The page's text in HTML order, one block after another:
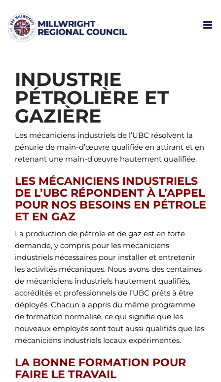
content
INDUSTRIE
PÉTROLIÈRE ET
GAZIÈRE
Les mécaniciens industriels de l’UBC résolvent la
pénurie de main-d’œuvre qualifiée en attirant et en
retenant une main-d’œuvre hautement qualifiée.
LES MÉCANICIENS INDUSTRIELS
DE L’UBC RÉPONDENT À L’APPEL
POUR NOS BESOINS EN PÉTROLE
ET EN GAZ
La production de pétrole et de gaz est en forte
demande, y compris pour les mécaniciens
industriels nécessaires pour installer et entretenir
les activités mécaniques. Nous avons des centaines
de mécaniciens industriels hautement qualifiés,
accrédités et professionnels de l’UBC prêts à être
déployés. Chacun a appris du même programme
de formation normalisé, ce qui signifie que les
nouveaux employés sont tout aussi qualifiés que les
mécaniciens industriels locaux expérimentés.
LA BONNE FORMATION POUR
FAIRE LE TRAVAIL